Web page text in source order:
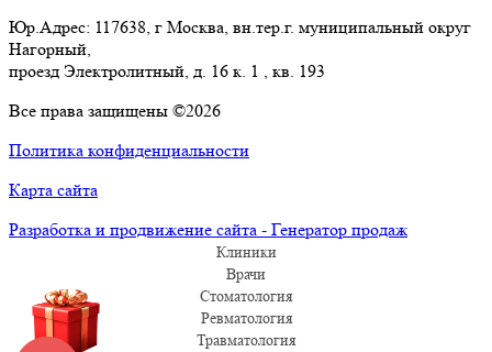
Юр.Адрес: 117638, г Москва, вн.тер.г. муниципальный округ
Нагорный,
проезд Электролитный, д. 16 к. 1 , кв. 193
Все права защищены ©2026
Политика конфиденциальности
Карта сайта
Разработка и продвижение сайта - Генератор продаж
Клиники
Врачи
Стоматология
Ревматология
Травматология